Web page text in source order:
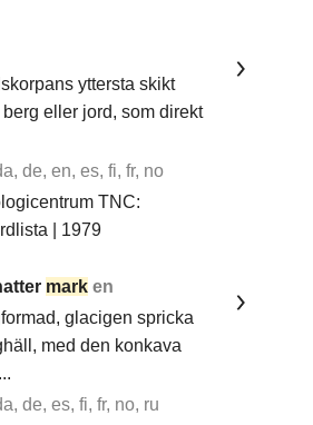
yttersta skikt
eller jord, som direkt
de, en, es, fi, fr, no
TNC:
| 1979
mark en
glacigen spricka
med den konkava
de, es, fi, fr, no, ru